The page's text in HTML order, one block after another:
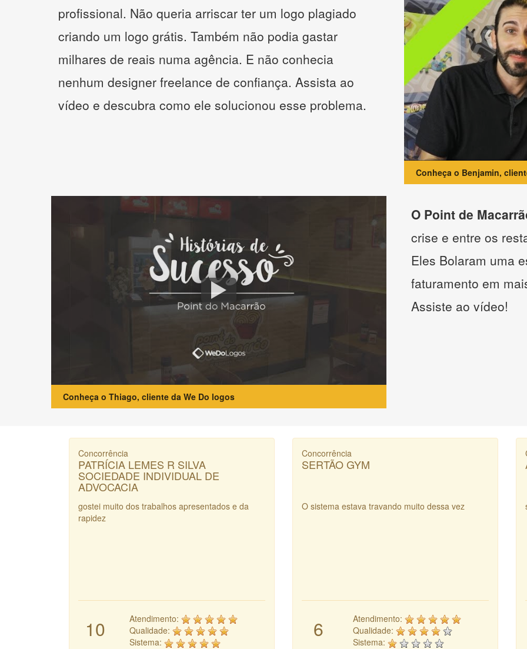
profissional. Não queria arriscar ter um logo plagiado
criando um logo grátis. Também não podia gastar
milhares de reais numa agência. E não conhecia
nenhum designer freelance de confiança. Assista ao
vídeo e descubra como ele solucionou esse problema.
Conheça o Benjamin,
Conheça o Thiago, cliente da We Do logos
O Point de
crise e entre os
Eles Bolaram uma
faturamento em
Assiste ao vídeo!
Concorrência
PATRÍCIA LEMES R SILVA
SOCIEDADE INDIVIDUAL DE
ADVOCACIA
gostei muito dos trabalhos apresentados e da
rapidez
10
Atendimento:
Qualidade:
Sistema:
Concorrência
SERTÃO GYM
O sistema estava travando muito dessa vez
6
Atendimento:
Qualidade:
Sistema: